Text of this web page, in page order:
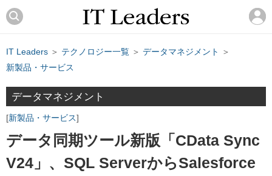
IT Leaders ＞ テクノロジー一覧 ＞ データマネジメント
＞
新製品・サービス
データマネジメント
新製品・サービス
データ同期ツール新版「CData Sync
V24」、SQL ServerからSalesforce